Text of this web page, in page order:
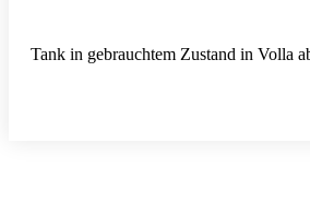
Tank in gebrauchtem Zustand in Volla